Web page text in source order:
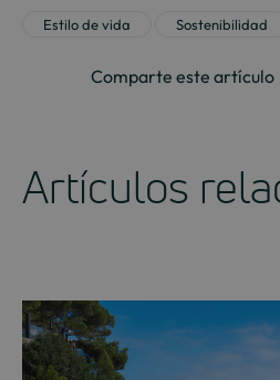
Estilo de vida Sostenibilidad
Comparte este artículo
Artículos